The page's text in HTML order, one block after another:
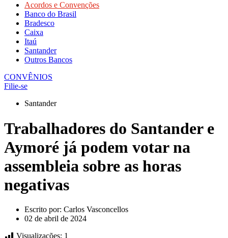
Acordos e Convenções
Banco do Brasil
Bradesco
Caixa
Itaú
Santander
Outros Bancos
CONVÊNIOS
Filie-se
Santander
Trabalhadores do Santander e
Aymoré já podem votar na
assembleia sobre as horas
negativas
Escrito por: Carlos Vasconcellos
02 de abril de 2024
Visualizações: 1